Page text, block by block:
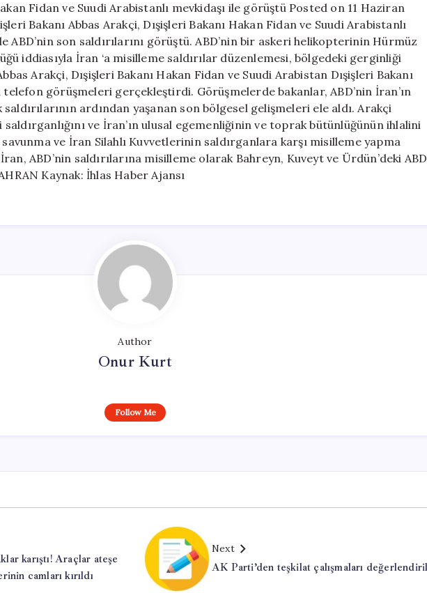
ve
Suudi
Arabistanlı
mevkidaşı
ile
görüştü
için
Fidan ve Suudi Arabistanlı mevkidaşı ile görüştü Posted on 11 Haziran
Bakanı Abbas Arakçi, Dışişleri Bakanı Hakan Fidan ve Suudi Arabistanlı
ABD’nin son saldırılarını görüştü. ABD’nin bir askeri helikopterinin Hürmüz
iddiasıyla İran ‘a misilleme saldırılar düzenlemesi, bölgedeki gerginliği
Arakçi, Dışişleri Bakanı Hakan Fidan ve Suudi Arabistan Dışişleri Bakanı
telefon görüşmeleri gerçekleştirdi. Görüşmelerde bakanlar, ABD’nin İran’ın
ardından yaşanan son bölgesel gelişmeleri ele aldı. Arakçi
ve İran’ın ulusal egemenliğinin ve toprak bütünlüğünün ihlalini
savunma ve İran Silahlı Kuvvetlerinin saldırganlara karşı misilleme yapma
ABD’nin saldırılarına misilleme olarak Bahreyn, Kuveyt ve Ürdün’deki ABD
Kaynak: İhlas Haber Ajansı
Author
Onur Kurt
Follow Me
karıştı! Araçlar ateşe
camları kırıldı
Next
AK Parti’den teşkilat çalışmaları